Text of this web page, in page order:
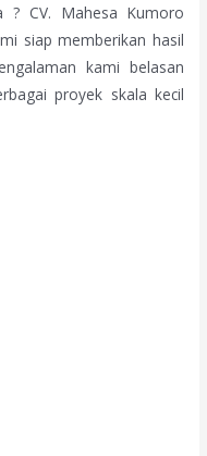
? CV. Mahesa Kumoro
siap memberikan hasil
kami belasan
proyek skala kecil